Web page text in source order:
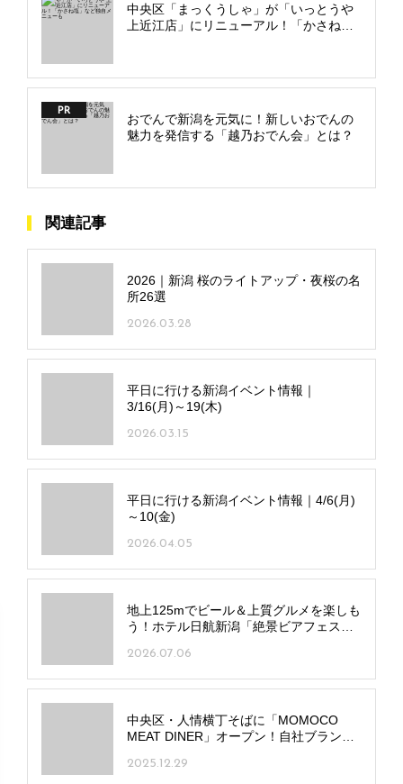
中央区「まっくうしゃ」が「いっとうや
上近江店」にリニューアル！「かさね
PR
おでんで新潟を元気に！新しいおでんの
魅力を発信する「越乃おでん会」とは？
関連記事
2026｜新潟 桜のライトアップ・夜桜の名
所26選
2026.03.28
平日に行ける新潟イベント情報｜
3/16(月)～19(木)
2026.03.15
平日に行ける新潟イベント情報｜4/6(月)
～10(金)
2026.04.05
地上125mでビール＆上質グルメを楽しも
う！ホテル日航新潟「絶景ビアフェス
2026.07.06
中央区・人情横丁そばに「MOMOCO
MEAT DINER」オープン！自社ブランド
2025.12.29